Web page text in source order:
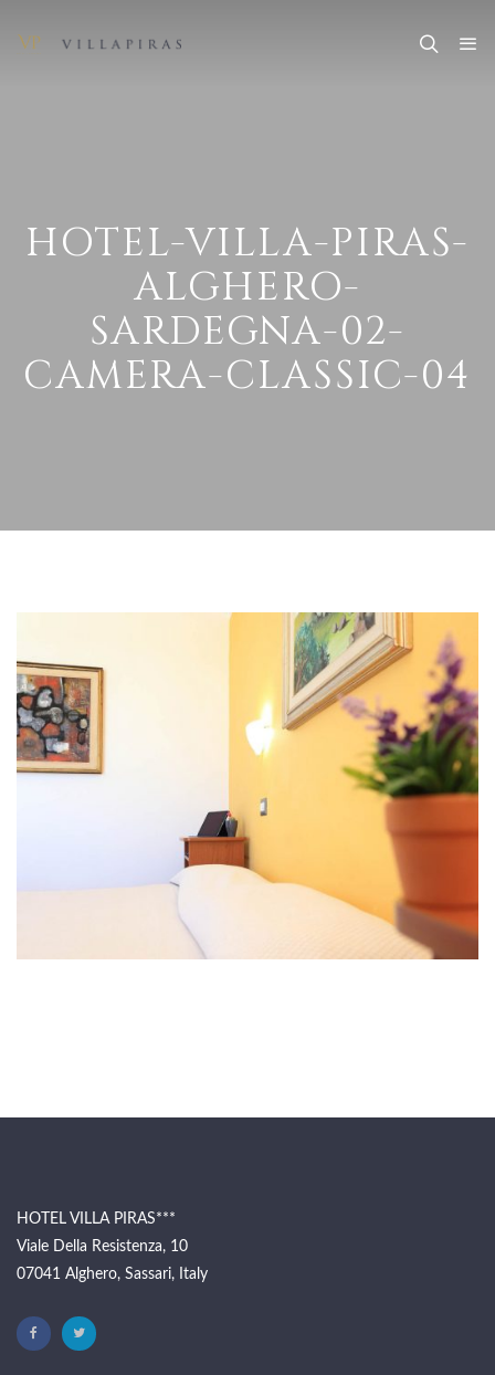
HOTEL-VILLA-PIRAS-
ALGHERO-
SARDEGNA-02-
CAMERA-CLASSIC-04
HOTEL VILLA PIRAS***
Viale Della Resistenza, 10
07041 Alghero, Sassari, Italy